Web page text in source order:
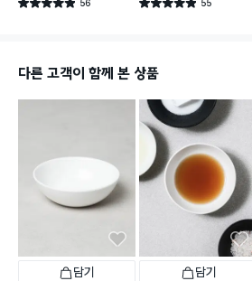
별점 4.9점 56
건 작성 별점 4.9점 55
건 작성
다른 고객이 함께 본 상품
담기 담기